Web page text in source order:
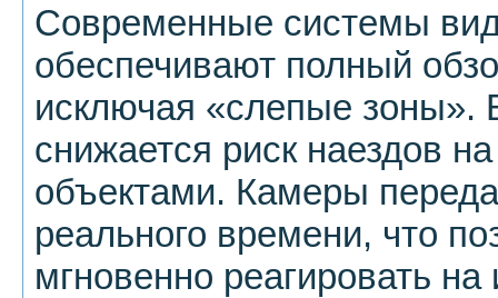
Современные системы
обеспечивают полный
исключая «слепые зоны».
снижается риск наездов
объектами. Камеры
реального времени, что
мгновенно реагировать